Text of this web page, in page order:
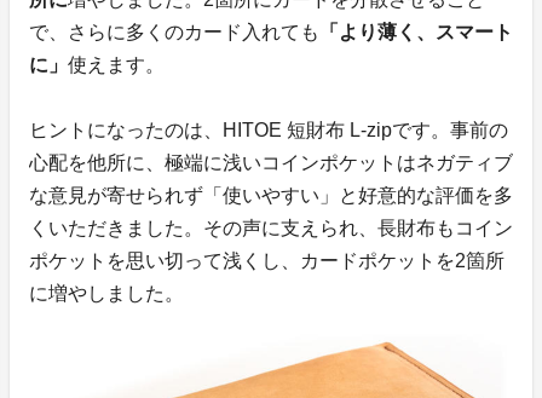
で、さらに多くのカード入れても
「より薄く、スマート
に」 使えます。
ヒントになったのは、HITOE 短財布 L-zipです。事前の
心配を他所に、極端に浅いコインポケットはネガティブ
な意見が寄せられず「使いやすい」と好意的な評価を多
くいただきました。その声に支えられ、長財布もコイン
ポケットを思い切って浅くし、カードポケットを2箇所
に増やしました。